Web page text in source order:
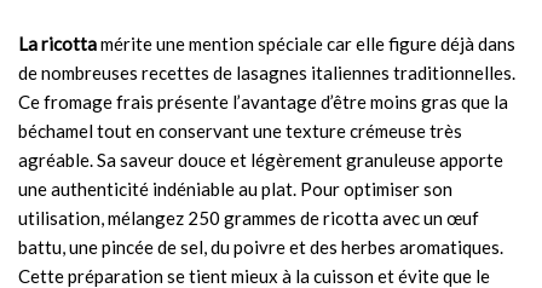
La ricottamérite une mention spéciale car elle figure déjà dans
de nombreuses recettes de lasagnes italiennes traditionnelles.
Ce fromage frais présente l’avantage d’être moins gras que la
béchamel tout en conservant une texture crémeuse très
agréable. Sa saveur douce et légèrement granuleuse apporte
une authenticité indéniable au plat. Pour optimiser son
utilisation, mélangez 250 grammes de ricotta avec un œuf
battu, une pincée de sel, du poivre et des herbes aromatiques.
Cette préparation se tient mieux à la cuisson et évite que le